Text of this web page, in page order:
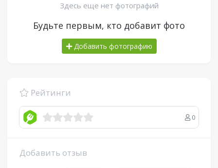
Здесь еще нет фотографий
Будьте первым, кто добавит фото
Добавить фотографию
Рейтинги
0
Добавить отзыв